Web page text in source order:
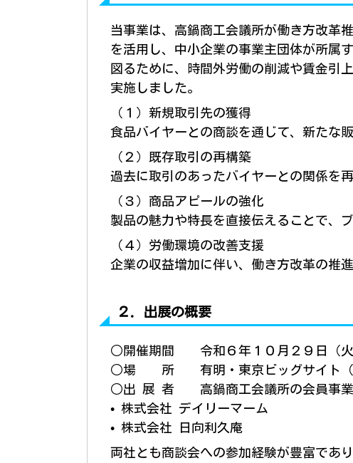
当事業は、高鍋商工会議所が働き方改革
を活用し、中小企業の事業主団体が所属
図るために、時間外労働の削減や賃金引
実施しました。
（１）新規取引先の獲得
食品バイヤーとの商談を通じて、新たな
（２）既存取引の再構築
過去に取引のあったバイヤーとの関係を
（３）商品アピールの強化
製品の魅力や特長を直接伝えることで、
（４）労働環境の改善支援
企業の収益増加に伴い、働き方改革の推進
２．出展の概要
○開催期間 令和６年１０月２９日（火
○場 所 有明・東京ビッグサイト（西
○出 展 者 高鍋商工会議所の会員事業
• 株式会社 デイリーマーム
• 株式会社 日向利久庵
両社とも商談会への参加経験が豊富であ